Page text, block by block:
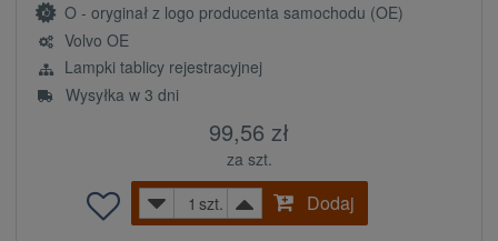
O - oryginał z logo producenta samochodu (OE)
Volvo OE
Lampki tablicy rejestracyjnej
Wysyłka w 3 dni
99,56 zł
za szt.
szt.
Dodaj